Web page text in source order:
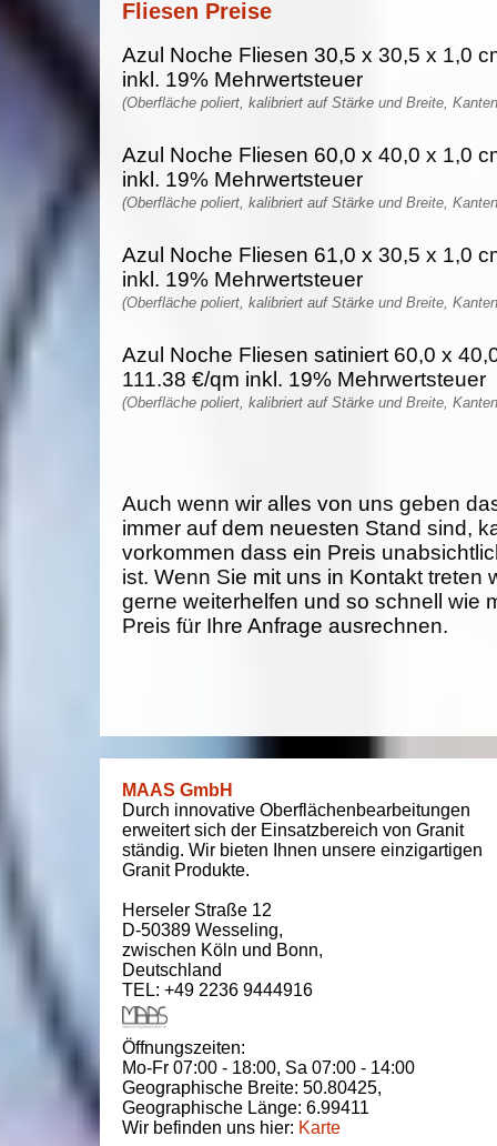
Fliesen Preise
Azul Noche Fliesen 30,5 x 30,5 x 1,0
inkl. 19% Mehrwertsteuer
(Oberfläche poliert, kalibriert auf Stärke und Breite,
Azul Noche Fliesen 60,0 x 40,0 x 1,0
inkl. 19% Mehrwertsteuer
(Oberfläche poliert, kalibriert auf Stärke und Breite,
Azul Noche Fliesen 61,0 x 30,5 x 1,0
inkl. 19% Mehrwertsteuer
(Oberfläche poliert, kalibriert auf Stärke und Breite,
Azul Noche Fliesen satiniert 60,0 x
111.38 €/qm inkl. 19% Mehrwertsteuer
(Oberfläche poliert, kalibriert auf Stärke und Breite,
Auch wenn wir alles von uns geben
immer auf dem neuesten Stand sind,
vorkommen dass ein Preis
ist. Wenn Sie mit uns in Kontakt treten
gerne weiterhelfen und so schnell wie
Preis für Ihre Anfrage ausrechnen.
MAAS GmbH
Durch innovative Oberflächenbearbeitungen
erweitert sich der Einsatzbereich von Granit
ständig. Wir bieten Ihnen unsere einzigartigen
Granit Produkte.
Herseler Straße 12
D-50389 Wesseling,
zwischen Köln und Bonn,
Deutschland
TEL: +49 2236 9444916
Öffnungszeiten:
Mo-Fr 07:00 - 18:00, Sa 07:00 - 14:00
Geographische Breite: 50.80425,
Geographische Länge: 6.99411
Wir befinden uns hier: Karte